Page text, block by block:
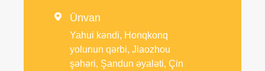
 Ünvan
Yahui kəndi, Honqkonq
yolunun qərbi, Jiaozhou
şəhəri, Şandun əyaləti, Çin